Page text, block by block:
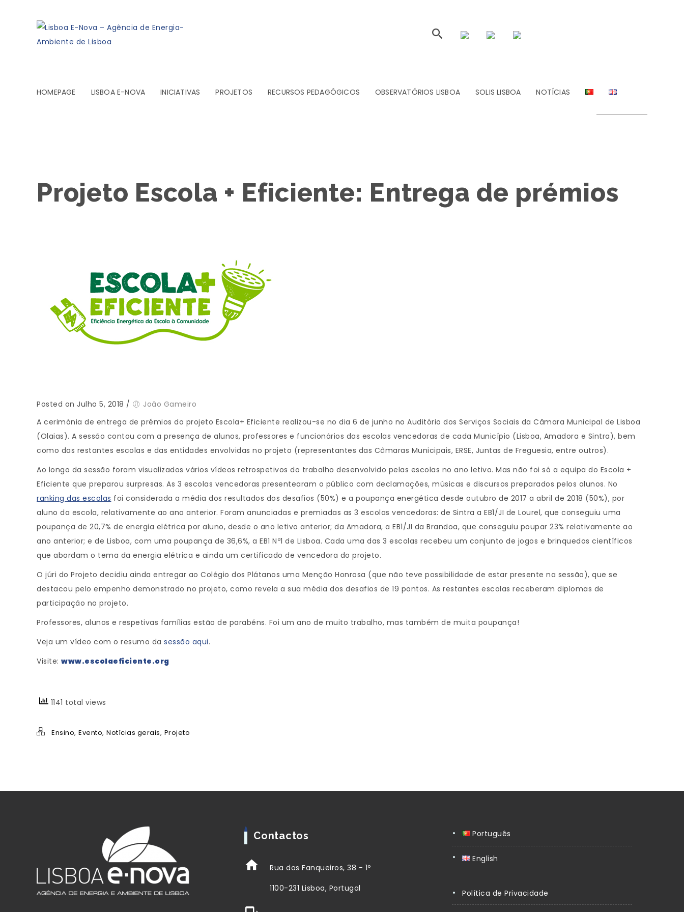
HOMEPAGE LISBOA E-NOVA INICIATIVAS PROJETOS RECURSOS PEDAGÓGICOS OBSERVATÓRIOS LISBOA SOLIS LISBOA NOTÍCIAS
Projeto Escola + Eficiente: Entrega de prémios
Posted on Julho 5, 2018 /
João Gameiro
A cerimónia de entrega de prémios do projeto Escola+ Eficiente realizou-se no dia 6 de junho no Auditório dos Serviços Sociais da Câmara Municipal de Lisboa
(Olaias). A sessão contou com a presença de alunos, professores e funcionários das escolas vencedoras de cada Município (Lisboa, Amadora e Sintra), bem
como das restantes escolas e das entidades envolvidas no projeto (representantes das Câmaras Municipais, ERSE, Juntas de Freguesia, entre outros).
Ao longo da sessão foram visualizados vários vídeos retrospetivos do trabalho desenvolvido pelas escolas no ano letivo. Mas não foi só a equipa do Escola +
Eficiente que preparou surpresas. As 3 escolas vencedoras presentearam o público com declamações, músicas e discursos preparados pelos alunos. No
ranking das escolas foi considerada a média dos resultados dos desafios (50%) e a poupança energética desde outubro de 2017 a abril de 2018 (50%), por
aluno da escola, relativamente ao ano anterior. Foram anunciadas e premiadas as 3 escolas vencedoras: de Sintra a EB1/JI de Lourel, que conseguiu uma
poupança de 20,7% de energia elétrica por aluno, desde o ano letivo anterior; da Amadora, a EB1/JI da Brandoa, que conseguiu poupar 23% relativamente ao
ano anterior; e de Lisboa, com uma poupança de 36,6%, a EB1 Nº1 de Lisboa. Cada uma das 3 escolas recebeu um conjunto de jogos e brinquedos científicos
que abordam o tema da energia elétrica e ainda um certificado de vencedora do projeto.
O júri do Projeto decidiu ainda entregar ao Colégio dos Plátanos uma Menção Honrosa (que não teve possibilidade de estar presente na sessão), que se
destacou pelo empenho demonstrado no projeto, como revela a sua média dos desafios de 19 pontos. As restantes escolas receberam diplomas de
participação no projeto.
Professores, alunos e respetivas famílias estão de parabéns. Foi um ano de muito trabalho, mas também de muita poupança!
Veja um vídeo com o resumo da sessão aqui.
Visite: www.escolaeficiente.org
1141 total views
Ensino, Evento, Notícias gerais, Projeto
Contactos
Rua dos Fanqueiros, 38 - 1º
1100-231 Lisboa, Portugal
Português
English
Política de Privacidade